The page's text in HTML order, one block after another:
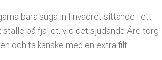
bara suga in finvädret sittande i ett
ställe på fjället, vid det sjudande Åre torg
och ta kanske med en extra filt.